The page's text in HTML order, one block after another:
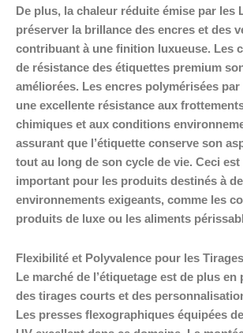
De plus, la chaleur réduite émise par les
préserver la brillance des encres et des
contribuant à une finition luxueuse. Les
de résistance des étiquettes premium
améliorées. Les encres polymérisées
une excellente résistance aux
chimiques et aux conditions
assurant que l’étiquette conserve son
tout au long de son cycle de vie. Ceci
important pour les produits destinés à
environnements exigeants, comme les
produits de luxe ou les aliments
Flexibilité et Polyvalence pour les
Le marché de l’étiquetage est de plus
des tirages courts et des
Les presses flexographiques équipées